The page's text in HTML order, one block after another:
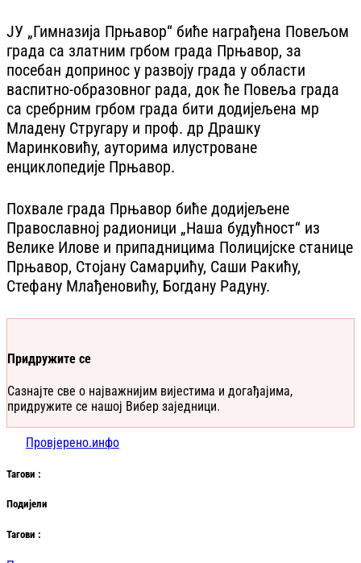
ЈУ „Гимназија Прњавор“ биће награђена Повељом
града са златним грбом града Прњавор, за
посебан допринос у развоју града у области
васпитно-образовног рада, док ће Повеља града
са сребрним грбом града бити додијељена мр
Младену Стругару и проф. др Драшку
Маринковићу, ауторима илустроване
енциклопедије Прњавор.
Похвале града Прњавор биће додијељене
Православној радионици „Наша будућност“ из
Велике Илове и припадницима Полицијске станице
Прњавор, Стојану Самарџићу, Саши Ракићу,
Стефану Млађеновићу, Богдану Радуну.
Придружите се
Сазнајте све о најважнијим вијестима и догађајима,
придружите се нашој Вибер заједници.
Провјерено.инфо
Тагови :
Подијели
Тагови :